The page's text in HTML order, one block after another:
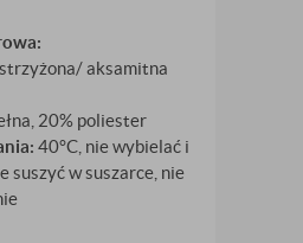
aksamitna
20% poliester
40°C, nie wybielać i
suszyć w suszarce, nie